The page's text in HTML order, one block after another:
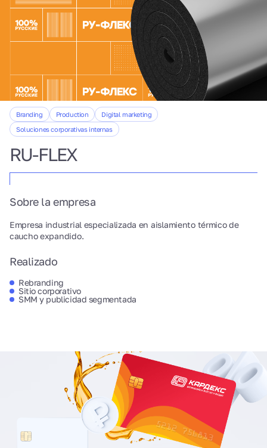
Branding Production
Digital marketing
Soluciones corporativas internas
RU-FLEX
Sobre la empresa
Empresa industrial especializada en aislamiento térmico de
caucho expandido.
Realizado
Rebranding
Sitio corporativo
SMM y publicidad segmentada